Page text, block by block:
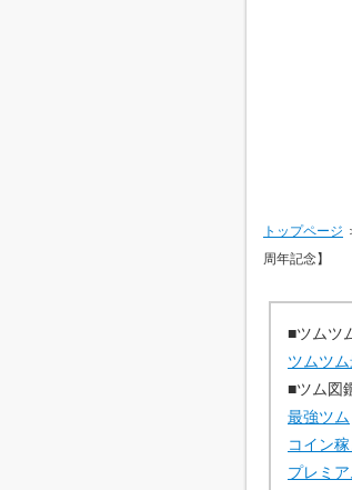
トップページ
周年記念】
■ツムツ
ツムツ
■ツム図
最強ツム
コイン
プレミ